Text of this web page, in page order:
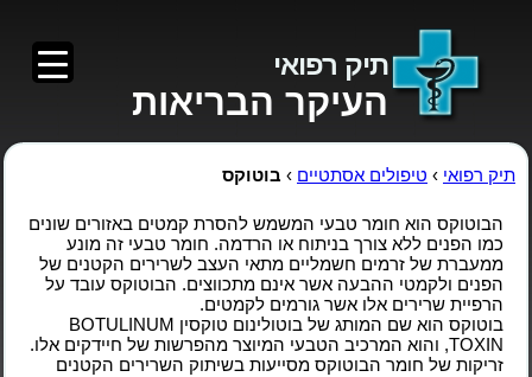
תיק רפואי
העיקר הבריאות
תיק רפואי › טיפולים אסתטיים › בוטוקס
הבוטוקס הוא חומר טבעי המשמש להסרת קמטים באזורים שונים
כמו הפנים ללא צורך בניתוח או הרדמה. חומר טבעי זה מונע
ממעברת של זרמים חשמליים מתאי העצב לשרירים הקטנים של
הפנים ולקמטי ההבעה אשר אינם מתכווצים. הבוטוקס עובד על
הרפיית שרירים אלו אשר גורמים לקמטים.
בוטוקס הוא שם המותג של בוטולינום טוקסין BOTULINUM
TOXIN, והוא המרכיב הטבעי המיוצר מהפרשות של חיידקים אלו.
זריקות של חומר הבוטוקס מסייעות בשיתוק השרירים הקטנים